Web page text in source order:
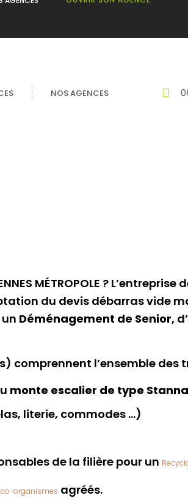
NOS AGENCES
MÉTROPOLE ? L’entreprise
du devis débarras vide
Déménagement de Senior,
comprennent l’ensemble
monte escalier de type
literie, commodes …)
de la filière pour un
organismes agréés.